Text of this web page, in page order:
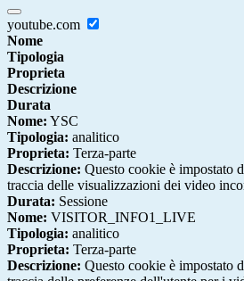
youtube.com
Nome
Tipologia
Proprieta
Descrizione
Durata
Nome: YSC
Tipologia: analitico
Proprieta: Terza-parte
Descrizione: Questo cookie è impostato
traccia delle visualizzazioni dei video
Durata: Sessione
Nome: VISITOR_INFO1_LIVE
Tipologia: analitico
Proprieta: Terza-parte
Descrizione: Questo cookie è impostato